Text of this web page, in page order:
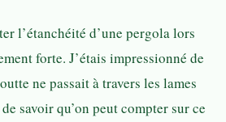
l’étanchéité d’une pergola lors
forte. J’étais impressionné de
ne passait à travers les lames
savoir qu’on peut compter sur ce